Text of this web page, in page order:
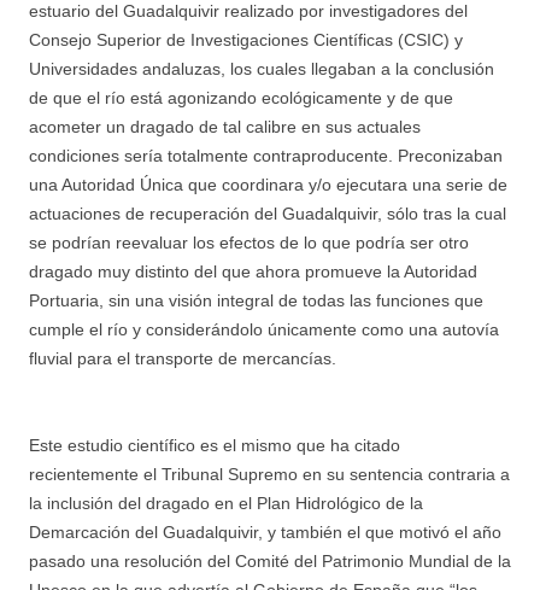
estuario del Guadalquivir realizado por investigadores del
Consejo Superior de Investigaciones Científicas (CSIC) y
Universidades andaluzas, los cuales llegaban a la conclusión
de que el río está agonizando ecológicamente y de que
acometer un dragado de tal calibre en sus actuales
condiciones sería totalmente contraproducente. Preconizaban
una Autoridad Única que coordinara y/o ejecutara una serie de
actuaciones de recuperación del Guadalquivir, sólo tras la cual
se podrían reevaluar los efectos de lo que podría ser otro
dragado muy distinto del que ahora promueve la Autoridad
Portuaria, sin una visión integral de todas las funciones que
cumple el río y considerándolo únicamente como una autovía
fluvial para el transporte de mercancías.
Este estudio científico es el mismo que ha citado
recientemente el Tribunal Supremo en su sentencia contraria a
la inclusión del dragado en el Plan Hidrológico de la
Demarcación del Guadalquivir, y también el que motivó el año
pasado una resolución del Comité del Patrimonio Mundial de la